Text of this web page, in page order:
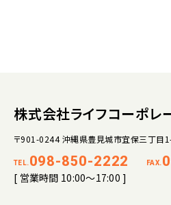
株式会社ライフコーポレ
〒901-0244 沖縄県豊見城市宜保三丁目
TEL. 098-850-2222 FAX.
[ 営業時間 10:00～17:00 ]